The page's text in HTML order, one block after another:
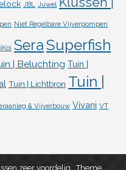
JBL Juwel
Niet Regelbare Vijverpompen
SeraSuperfish
| Beluchting Tuin |
Tuin | Lichtbron Tuin |
& Vijverbouw Vivani VT
zeer voordelig ,Theme